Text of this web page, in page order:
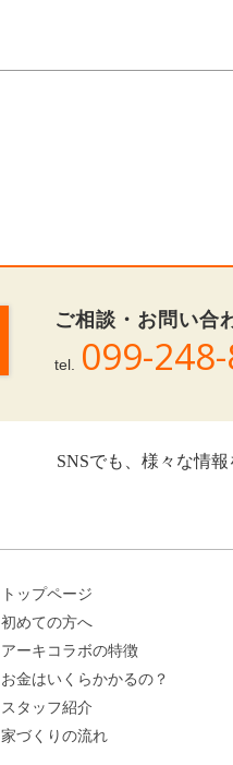
ご相談・お問い合
tel. 099-
SNSでも、様々な情
トップページ
初めての方へ
アーキコラボの特徴
お金はいくらかかるの？
スタッフ紹介
家づくりの流れ